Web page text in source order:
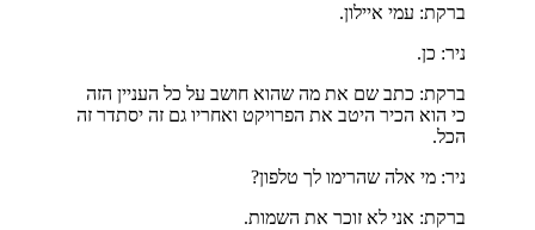
ברקת: עמי איילון.
ניר: כן.
ברקת: כתב שם את מה שהוא חושב על כל העניין הזה
כי הוא הכיר היטב את הפרויקט ואחריו גם זה יסתדר זה
הכל.
ניר: מי אלה שהרימו לך טלפון?
ברקת: אני לא זוכר את השמות.